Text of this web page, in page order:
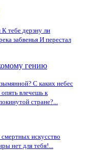
тебе дерзну ли
забвенья И перестал
гению
С каких небес
влечешь к
стране?...
искусство
нет для тебя!...